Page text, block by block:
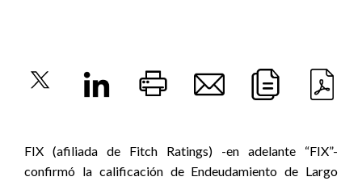
FIX (afiliada de Fitch Ratings) -en adelante “FIX”-
confirmó la calificación de Endeudamiento de Largo